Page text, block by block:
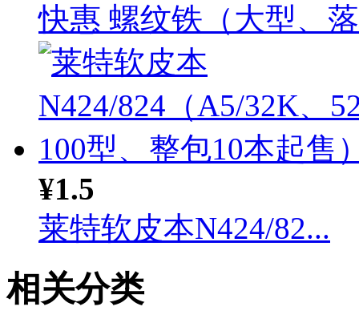
快惠 螺纹铁（大型、
¥1.5
莱特软皮本N424/82...
相关分类